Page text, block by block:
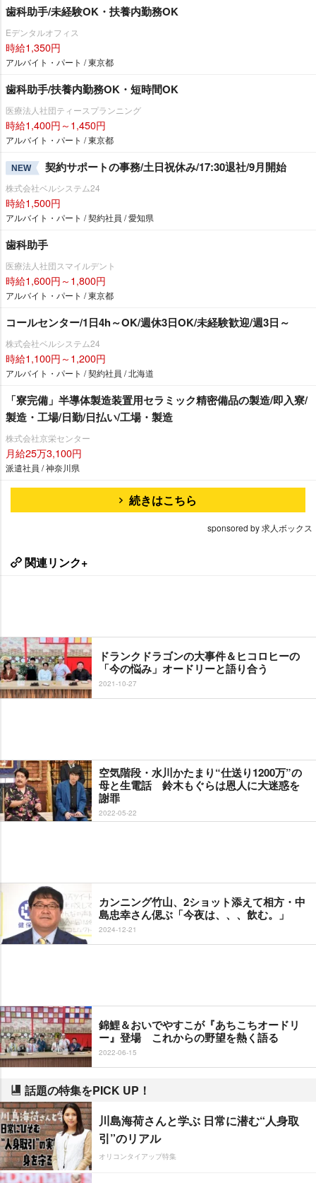
歯科助手/未経験OK・扶養内勤務OK
Eデンタルオフィス
時給1,350円
アルバイト・パート / 東京都
歯科助手/扶養内勤務OK・短時間OK
医療法人社団ティースプランニング
時給1,400円～1,450円
アルバイト・パート / 東京都
NEW 契約サポートの事務/土日祝休み/17:30退社/9月開始
株式会社ベルシステム24
時給1,500円
アルバイト・パート / 契約社員 / 愛知県
歯科助手
医療法人社団スマイルデント
時給1,600円～1,800円
アルバイト・パート / 東京都
コールセンター/1日4h～OK/週休3日OK/未経験歓迎/週3日～
株式会社ベルシステム24
時給1,100円～1,200円
アルバイト・パート / 契約社員 / 北海道
「寮完備」半導体製造装置用セラミック精密備品の製造/即入寮/
製造・工場/日勤/日払い/工場・製造
株式会社京栄センター
月給25万3,100円
派遣社員 / 神奈川県
続きはこちら
sponsored by 求人ボックス
関連リンク+
ドランクドラゴンの大事件＆ヒコロヒーの
「今の悩み」オードリーと語り合う
2021-10-27
空気階段・水川かたまり“仕送り1200万”の
母と生電話 鈴木もぐらは恩人に大迷惑を
謝罪
2022-05-22
カンニング竹山、2ショット添えて相方・中
島忠幸さん偲ぶ「今夜は、、、飲む。」
2024-12-21
錦鯉＆おいでやすこが『あちこちオードリ
ー』登場 これからの野望を熱く語る
2022-06-15
話題の特集をPICK UP！
川島海荷さんと学ぶ 日常に潜む“人身取
引”のリアル
オリコンタイアップ特集